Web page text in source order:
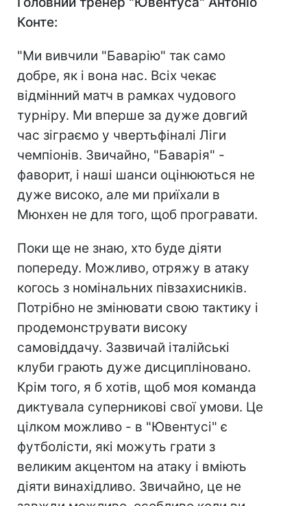
Конте:
"Ми вивчили "Баварію" так само
добре, як і вона нас. Всіх чекає
відмінний матч в рамках чудового
турніру. Ми вперше за дуже довгий
час зіграємо у чвертьфіналі Ліги
чемпіонів. Звичайно, "Баварія" -
фаворит, і наші шанси оцінюються не
дуже високо, але ми приїхали в
Мюнхен не для того, щоб програвати.
Поки ще не знаю, хто буде діяти
попереду. Можливо, отряжу в атаку
когось з номінальних півзахисників.
Потрібно не змінювати свою тактику і
продемонструвати високу
самовіддачу. Зазвичай італійські
клуби грають дуже дисципліновано.
Крім того, я б хотів, щоб моя команда
диктувала суперникові свої умови. Це
цілком можливо - в "Ювентусі" є
футболісти, які можуть грати з
великим акцентом на атаку і вміють
діяти винахідливо. Звичайно, це не